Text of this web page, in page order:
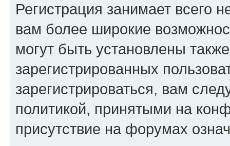
Регистрация занимает всего
вам более широкие
могут быть установлены
зарегистрированных
зарегистрироваться, вам
политикой, принятыми на
присутствие на форумах